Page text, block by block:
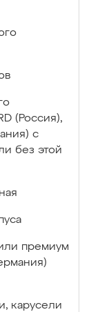
(Россия),
с
без этой
премиум
карусели